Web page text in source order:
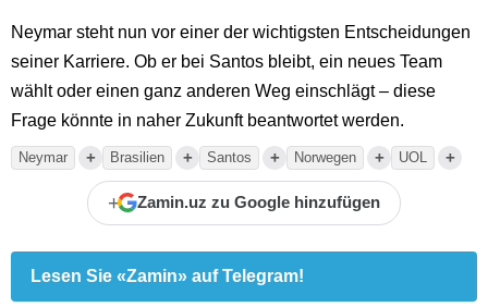
Neymar steht nun vor einer der wichtigsten Entscheidungen
seiner Karriere. Ob er bei Santos bleibt, ein neues Team
wählt oder einen ganz anderen Weg einschlägt – diese
Frage könnte in naher Zukunft beantwortet werden.
Neymar + Brasilien + Santos + Norwegen + UOL +
+ Zamin.uz zu Google hinzufügen
Lesen Sie «Zamin» auf Telegram!